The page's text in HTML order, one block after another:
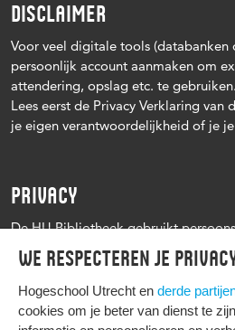
We respecteren je
Hogeschool Utrecht en derde
cookies om je beter van dienst te
DISCLAIMER
Voor veel digitale tools (databanken
persoonlijk account aanmaken om
attendering, opslag etc. te gebruiken.
Lees eerst de Privacy Verklaring
je eigen verantwoordelijkheid of je
PRIVACY
De HU Bibliotheek gebruikt
leenprocedure te kunnen uitvoeren,
versturen van herinneringen en
Zie verder het Privacy statement